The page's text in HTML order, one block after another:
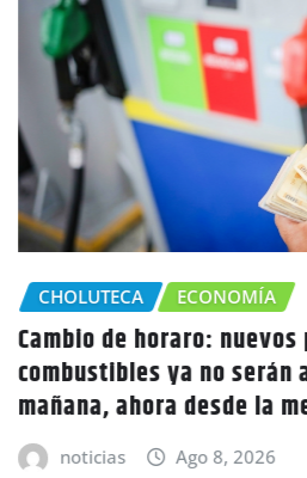
CHOLUTECA ECONOMÍA
Cambio de horaro:
combustibles ya no serán
mañana, ahora desde la
noticias Ago 8, 2026